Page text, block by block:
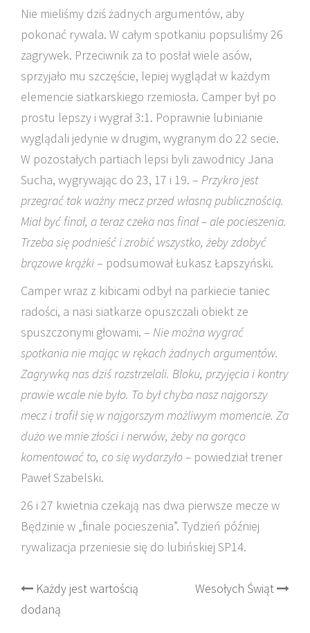
Nie mieliśmy dziś żadnych argumentów, aby
pokonać rywala. W całym spotkaniu popsuliśmy 26
zagrywek. Przeciwnik za to posłał wiele asów,
sprzyjało mu szczęście, lepiej wyglądał w każdym
elemencie siatkarskiego rzemiosła. Camper był po
prostu lepszy i wygrał 3:1. Poprawnie lubinianie
wyglądali jedynie w drugim, wygranym do 22 secie.
W pozostałych partiach lepsi byli zawodnicy Jana
Sucha, wygrywając do 23, 17 i 19. – Przykro jest
przegrać tak ważny mecz przed własną publicznością.
Miał być finał, a teraz czeka nas finał – ale pocieszenia.
Trzeba się podnieść i zrobić wszystko, żeby zdobyć
brązowe krążki– podsumował Łukasz Łapszyński.
Camper wraz z kibicami odbył na parkiecie taniec
radości, a nasi siatkarze opuszczali obiekt ze
spuszczonymi głowami. – Nie można wygrać
spotkania nie mając w rękach żadnych argumentów.
Zagrywką nas dziś rozstrzelali. Bloku, przyjęcia i kontry
prawie wcale nie było. To był chyba nasz najgorszy
mecz i trafił się w najgorszym możliwym momencie. Za
dużo we mnie złości i nerwów, żeby na gorąco
komentować to, co się wydarzyło – powiedział trener
Paweł Szabelski.
26 i 27 kwietnia czekają nas dwa pierwsze mecze w
Będzinie w „finale pocieszenia”. Tydzień później
rywalizacja przeniesie się do lubińskiej SP14.
Post
navigation
Każdy jest wartością
dodaną
Wesołych Świąt